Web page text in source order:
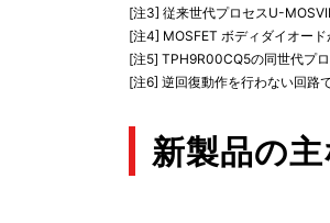
[注3] 従来世代プロセスU-
[注4] MOSFET ボディダイオー
[注5] TPH9R00CQ5の同世代プ
[注6] 逆回復動作を行わない回路
新製品の